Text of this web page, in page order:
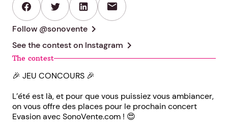
mail
Follow @sonovente chevron_right
See the contest on Instagram chevron_right
The contest
🎉 JEU CONCOURS 🎉
L’été est là, et pour que vous puissiez vous ambiancer,
on vous offre des places pour le prochain concert
Evasion avec SonoVente.com ! 😍